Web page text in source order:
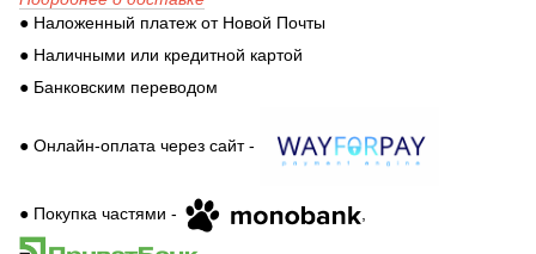
● Наложенный платеж от Новой Почты
● Наличными или кредитной картой
● Банковским переводом
● Онлайн-оплата через сайт -
● Покупка частями -